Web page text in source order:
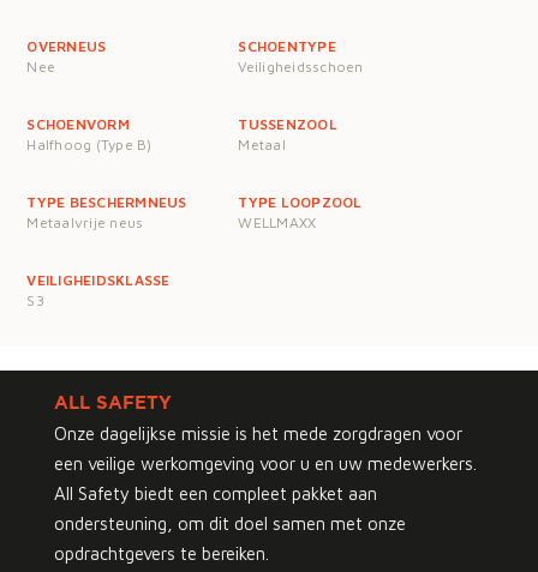
OVERNEUS
Nee
SCHOENTYPE
Veiligheidsschoen
SCHOENVORM
Halfhoog (Type B)
TUSSENZOOL
Metaal
TYPE BESCHERMNEUS
Metaalvrije neus
TYPE LOOPZOOL
WELLMAXX
VEILIGHEIDSKLASSE
S3
ALL SAFETY
Onze dagelijkse missie is het mede zorgdragen voor
een veilige werkomgeving voor u en uw medewerkers.
All Safety biedt een compleet pakket aan
ondersteuning, om dit doel samen met onze
opdrachtgevers te bereiken.